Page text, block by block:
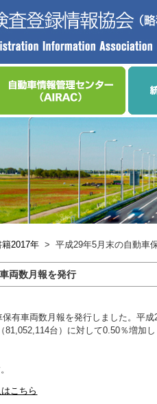
籍2017年 > 平成29年5月末の自動車
両数月報を発行
有車両数月報を発行しました。平
81,052,114台）に対して0.50％増加
こちら